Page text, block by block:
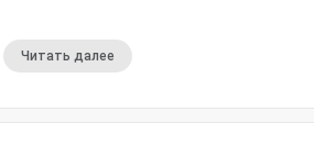
Читать далее